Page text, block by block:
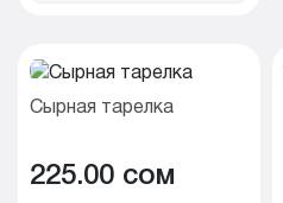
Сырная тарелка
225.00 cом